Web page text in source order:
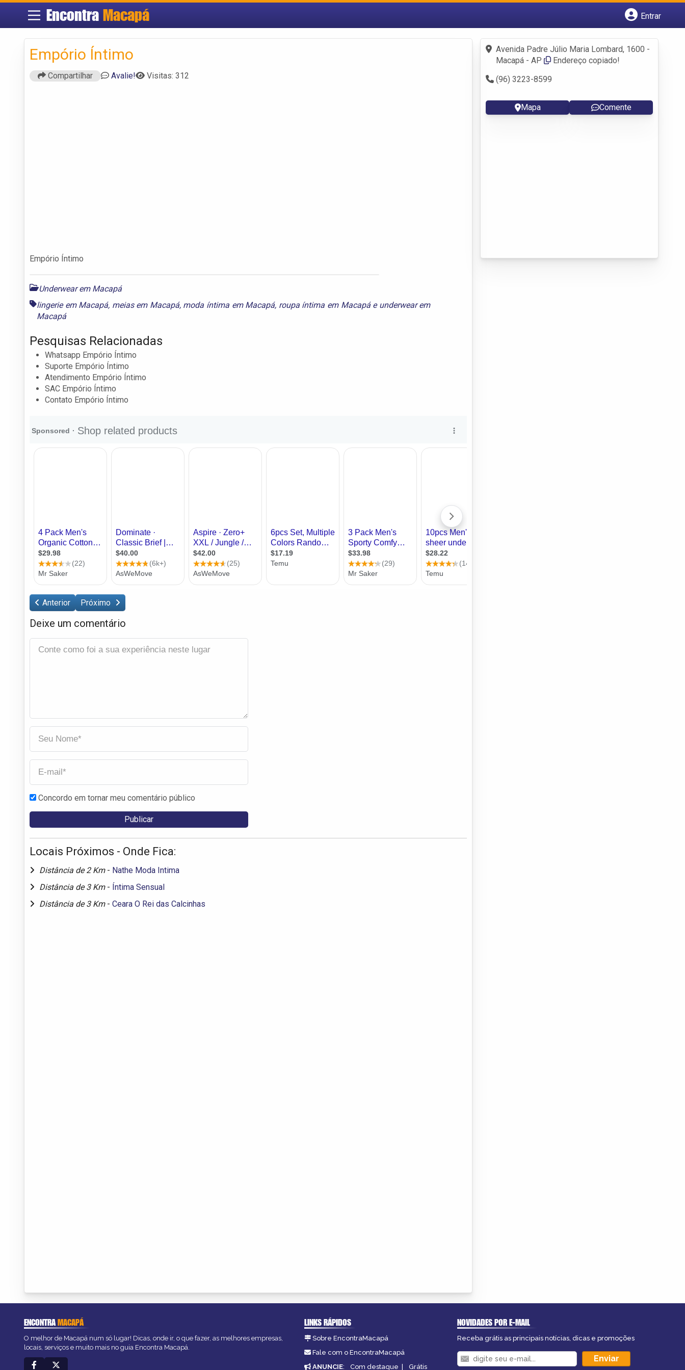
Encontra Macapá
Entrar
Fazer login
Criar conta
Empório Íntimo
Compartilhar Avalie! Visitas: 312
Empório Íntimo
Underwear em Macapá
lingerie em Macapá, meias em Macapá, moda íntima em Macapá, roupa íntima em Macapáe underwear em
Macapá
Pesquisas Relacionadas
Whatsapp Empório Íntimo
Suporte Empório Íntimo
Atendimento Empório Íntimo
SAC Empório Íntimo
Contato Empório Íntimo
Anterior Próximo
Deixe um comentário
Concordo em tornar meu comentário público
Locais Próximos - Onde Fica:
Distância de 2 Km - Nathe Moda Intima
Distância de 3 Km - Íntima Sensual
Distância de 3 Km - Ceara O Rei das Calcinhas
Avenida Padre Júlio Maria Lombard, 1600 -
Macapá - AP
Endereço copiado!
(96) 3223-8599
Mapa Comente
ENCONTRAMACAPÁ
O melhor de Macapá num só lugar! Dicas, onde ir, o que fazer, as melhores empresas,
locais, serviços e muito mais no guia Encontra Macapá.
LINKS RÁPIDOS
Sobre EncontraMacapá
Fale com o EncontraMacapá
ANUNCIE: Com destaque | Grátis
NOVIDADES POR E-MAIL
Receba grátis as principais notícias, dicas e promoções